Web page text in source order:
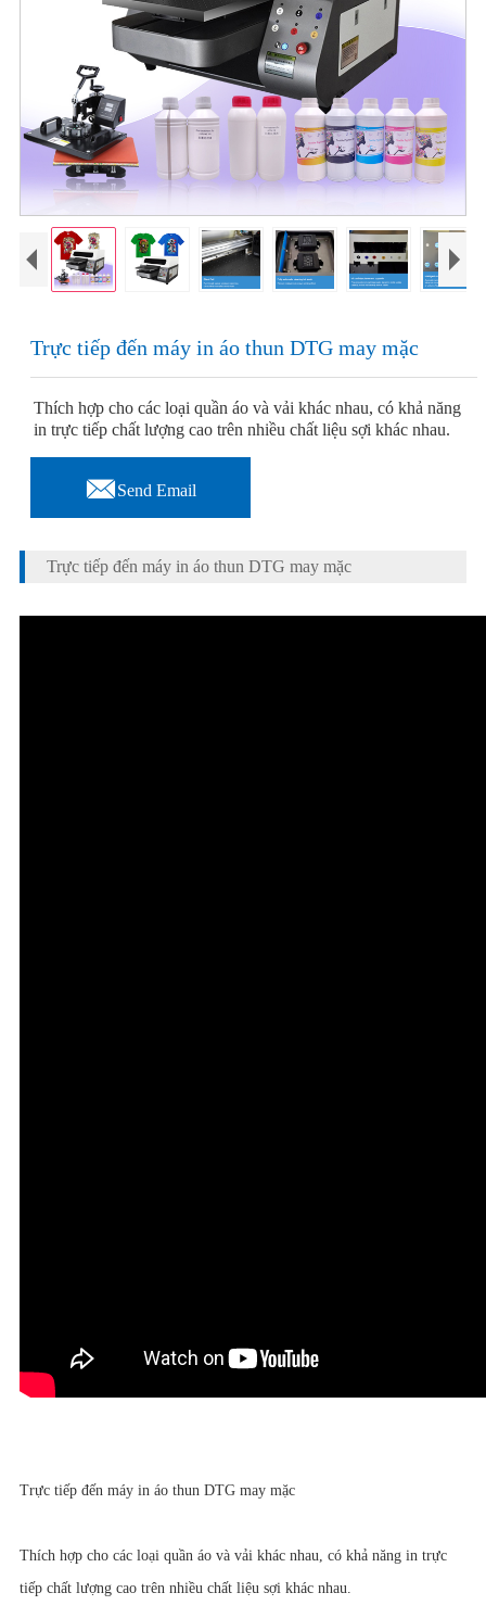
Trực tiếp đến máy in áo thun DTG may mặc
Thích hợp cho các loại quần áo và vải khác nhau, có khả năng
in trực tiếp chất lượng cao trên nhiều chất liệu sợi khác nhau.
Send Email
Trực tiếp đến máy in áo thun DTG may mặc
Trực tiếp đến máy in áo thun DTG may mặc
Thích hợp cho các loại quần áo và vải khác nhau, có khả năng in trực
tiếp chất lượng cao trên nhiều chất liệu sợi khác nhau.